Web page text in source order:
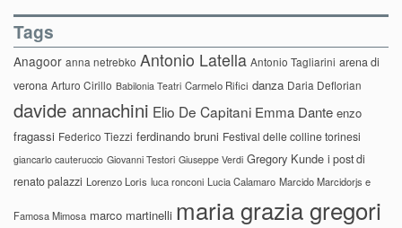
Tags
Anagoor anna netrebko Antonio Latella Antonio Tagliarini arena di
verona Arturo Cirillo Babilonia Teatri Carmelo Rifici danza Daria Deflorian
davide annachini Elio De Capitani Emma Dante enzo
fragassi Federico Tiezzi ferdinando bruni Festival delle colline torinesi
giancarlo cauteruccio Giovanni Testori Giuseppe Verdi Gregory Kunde i post di
renato palazzi Lorenzo Loris luca ronconi Lucia Calamaro Marcido Marcidorjs e
Famosa Mimosa marco martinelli maria grazia gregori